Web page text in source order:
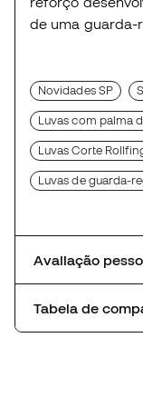
de uma guarda-
Novidades SP
Luvas com palma
Luvas Corte
Luvas de guarda-
Tabela de